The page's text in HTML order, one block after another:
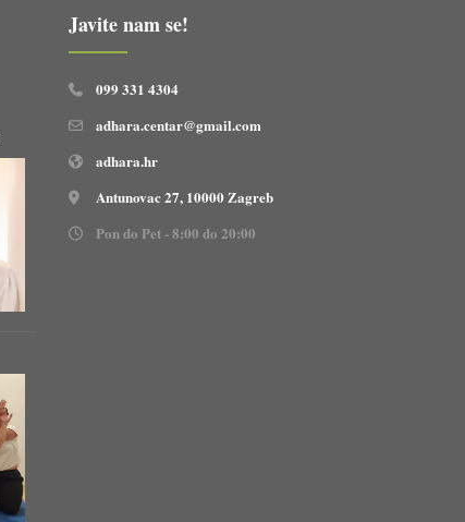
Javite nam se!
099 331 4304
adhara.centar@gmail.com
adhara.hr
Antunovac 27, 10000 Zagreb
Pon do Pet - 8:00 do 20:00